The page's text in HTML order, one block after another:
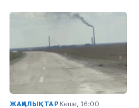
ЖАҢАЛЫҚТАР Кеше, 16:00